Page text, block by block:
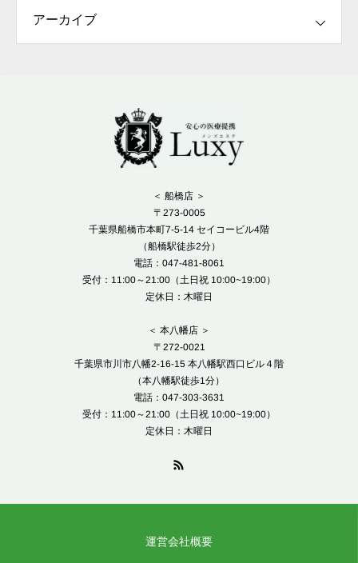
＜ 船橋店 ＞
〒273-0005
千葉県船橋市本町7-5-14 セイコービル4階
（船橋駅徒歩2分）
電話：047-481-8061
受付：11:00～21:00（土日祝 10:00~19:00）
定休日：木曜日
＜ 本八幡店 ＞
〒272-0021
千葉県市川市八幡2-16-15 本八幡駅西口ビル４階
（本八幡駅徒歩1分）
電話：047-303-3631
受付：11:00～21:00（土日祝 10:00~19:00）
定休日：木曜日
運営会社概要